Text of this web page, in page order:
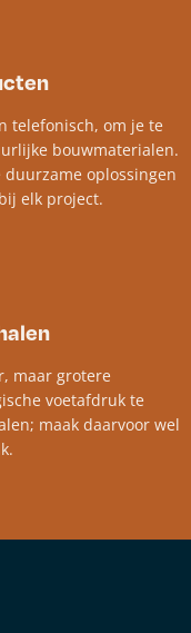
telefonisch, om je te
bouwmaterialen.
oplossingen
elk project.​
maar grotere
voetafdruk te
maak daarvoor wel